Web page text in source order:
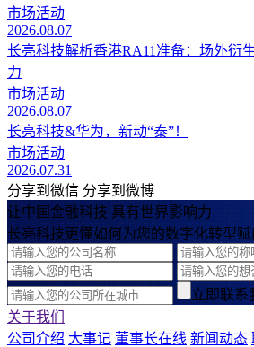
市场活动
2026.08.07
长亮科技解析香港RA11准备：场外衍
力
市场活动
2026.08.07
长亮科技&华为，新动“泰”！
市场活动
2026.07.31
分享到微信 分享到微博
让中国金融科技 具有世界影响力
长亮科技更懂如何为您的数字化转型赋
立即联系
关于我们
公司介绍 大事记 董事长在线 新闻动态